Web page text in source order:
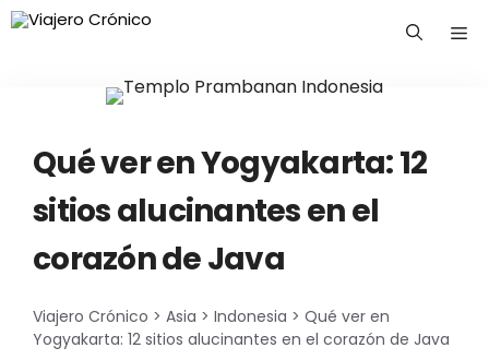
Saltar
Qué ver en Yogyakarta: 12
sitios alucinantes en el
corazón de Java
Viajero Crónico > Asia > Indonesia > Qué ver en
Yogyakarta: 12 sitios alucinantes en el corazón de Java